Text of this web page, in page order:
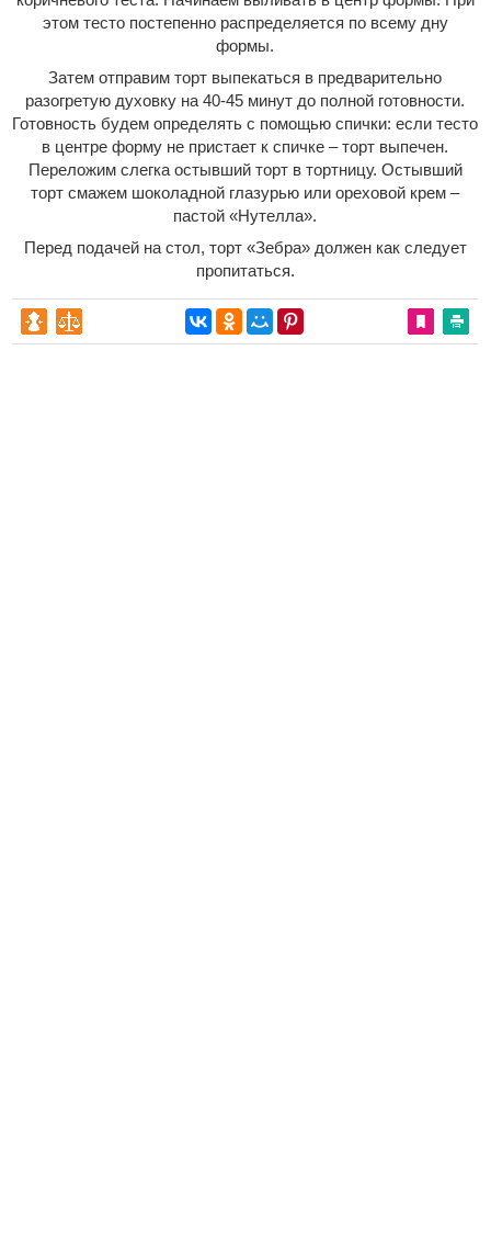
этом тесто постепенно распределяется по всему дну
формы.
Затем отправим торт выпекаться в предварительно
разогретую духовку на 40-45 минут до полной готовности.
Готовность будем определять с помощью спички: если тесто
в центре форму не пристает к спичке – торт выпечен.
Переложим слегка остывший торт в тортницу. Остывший
торт смажем шоколадной глазурью или ореховой крем –
пастой «Нутелла».
Перед подачей на стол, торт «Зебра» должен как следует
пропитаться.